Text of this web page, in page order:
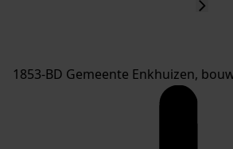
1853-BD Gemeente Enkhuizen,